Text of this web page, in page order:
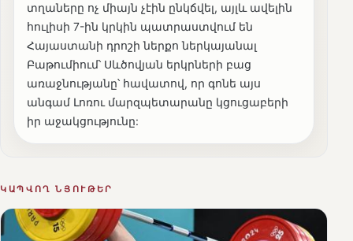
տղաները ոչ միայն չէին ընկճվել, այլև ավելին
հուլիսի 7-ին կրկին պատրաստվում են
Հայաստանի դրոշի ներքո ներկայանալ
Բաթումիում՝ Սևծովյան երկրների բաց
առաջնությանը՝ հավատով, որ գոնե այս
անգամ Լոռու մարզպետարանը կցուցաբերի
իր աջակցությունը:
ԿԱՊՎՈՂ ՆՅՈՒԹԵՐ